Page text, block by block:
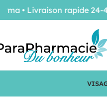
Livraison rapide 24-48h